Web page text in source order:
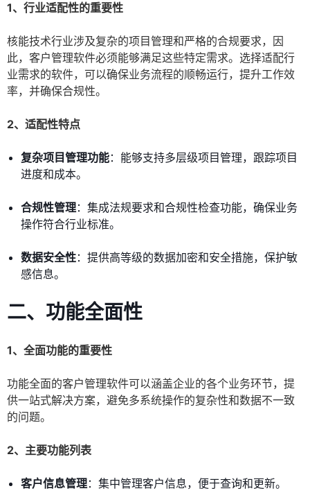
1、行业适配性的重要性
核能技术行业涉及复杂的项目管理和严格的合规要求，因
此，客户管理软件必须能够满足这些特定需求。选择适配行
业需求的软件，可以确保业务流程的顺畅运行，提升工作效
率，并确保合规性。
2、适配性特点
复杂项目管理功能：能够支持多层级项目管理，跟踪项目
进度和成本。
合规性管理：集成法规要求和合规性检查功能，确保业务
操作符合行业标准。
数据安全性：提供高等级的数据加密和安全措施，保护敏
感信息。
二、功能全面性
1、全面功能的重要性
功能全面的客户管理软件可以涵盖企业的各个业务环节，提
供一站式解决方案，避免多系统操作的复杂性和数据不一致
的问题。
2、主要功能列表
客户信息管理：集中管理客户信息，便于查询和更新。